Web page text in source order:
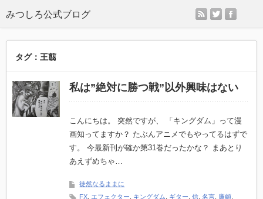
rss twitter
タグ：王翦
私は​”絶対に勝つ戦”以外​興味はない
こんにちは。 突然ですが、 「キングダム」って漫
画知ってますか？ たぶんアニメでもやってるはずで
す。 今最新刊が確か第31巻だったかな？ まあとり
あえずめちゃ…
徒然なるままに
FX エフェクター キングダム ギター ,信 ,名言 廉頗